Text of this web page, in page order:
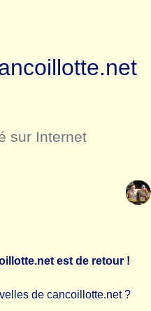
sur Internet
est de retour !
de cancoillotte.net ?